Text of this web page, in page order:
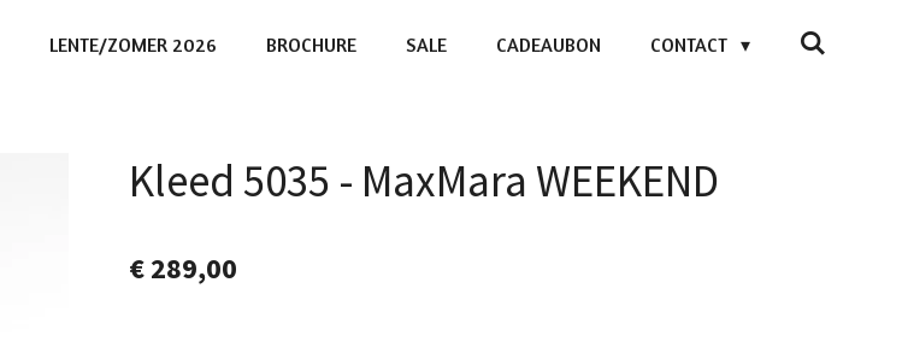
LENTE/ZOMER 2026 BROCHURE SALE CADEAUBON CONTACT
Kleed 5035 - MaxMara WEEKEND
€ 289,00